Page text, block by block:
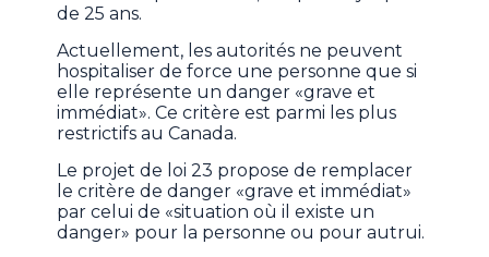
de 25 ans.
Actuellement, les autorités ne peuvent
hospitaliser de force une personne que si
elle représente un danger «grave et
immédiat». Ce critère est parmi les plus
restrictifs au Canada.
Le projet de loi 23 propose de remplacer
le critère de danger «grave et immédiat»
par celui de «situation où il existe un
danger» pour la personne ou pour autrui.